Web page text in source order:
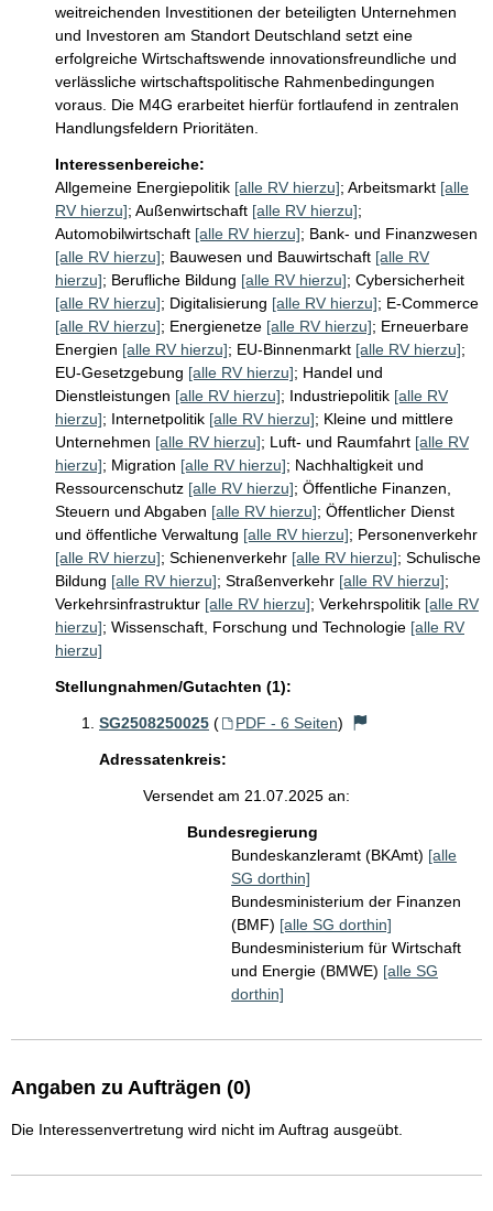
weitreichenden Investitionen der beteiligten Unternehmen
und Investoren am Standort Deutschland setzt eine
erfolgreiche Wirtschaftswende innovationsfreundliche und
verlässliche wirtschaftspolitische Rahmenbedingungen
voraus. Die M4G erarbeitet hierfür fortlaufend in zentralen
Handlungsfeldern Prioritäten.
Interessenbereiche:
Allgemeine Energiepolitik [alle RV hierzu]; Arbeitsmarkt [alle
RV hierzu]; Außenwirtschaft [alle RV hierzu];
Automobilwirtschaft [alle RV hierzu]; Bank- und Finanzwesen
[alle RV hierzu]; Bauwesen und Bauwirtschaft [alle RV
hierzu]; Berufliche Bildung [alle RV hierzu]; Cybersicherheit
[alle RV hierzu]; Digitalisierung [alle RV hierzu]; E-Commerce
[alle RV hierzu]; Energienetze [alle RV hierzu]; Erneuerbare
Energien [alle RV hierzu]; EU-Binnenmarkt [alle RV hierzu];
EU-Gesetzgebung [alle RV hierzu]; Handel und
Dienstleistungen [alle RV hierzu]; Industriepolitik [alle RV
hierzu]; Internetpolitik [alle RV hierzu]; Kleine und mittlere
Unternehmen [alle RV hierzu]; Luft- und Raumfahrt [alle RV
hierzu]; Migration [alle RV hierzu]; Nachhaltigkeit und
Ressourcenschutz [alle RV hierzu]; Öffentliche Finanzen,
Steuern und Abgaben [alle RV hierzu]; Öffentlicher Dienst
und öffentliche Verwaltung [alle RV hierzu]; Personenverkehr
[alle RV hierzu]; Schienenverkehr [alle RV hierzu]; Schulische
Bildung [alle RV hierzu]; Straßenverkehr [alle RV hierzu];
Verkehrsinfrastruktur [alle RV hierzu]; Verkehrspolitik [alle RV
hierzu]; Wissenschaft, Forschung und Technologie [alle RV
hierzu]
Stellungnahmen/Gutachten (1):
SG2508250025 ( PDF - 6 Seiten)
Adressatenkreis:
Versendet am 21.07.2025 an:
Bundesregierung
Bundeskanzleramt (BKAmt) [alle
SG dorthin]
Bundesministerium der Finanzen
(BMF) [alle SG dorthin]
Bundesministerium für Wirtschaft
und Energie (BMWE) [alle SG
dorthin]
Angaben zu Aufträgen (0)
Die Interessenvertretung wird nicht im Auftrag ausgeübt.